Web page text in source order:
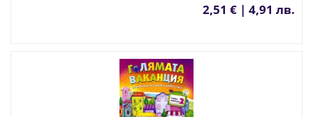
2,51 € | 4,91 лв.